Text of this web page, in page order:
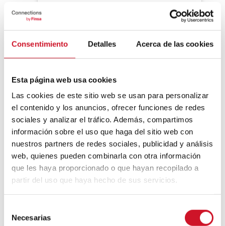
Consentimiento Detalles Acerca de las cookies
Esta página web usa cookies
Las cookies de este sitio web se usan para personalizar
el contenido y los anuncios, ofrecer funciones de redes
sociales y analizar el tráfico. Además, compartimos
información sobre el uso que haga del sitio web con
nuestros partners de redes sociales, publicidad y análisis
web, quienes pueden combinarla con otra información
que les haya proporcionado o que hayan recopilado a
partir del uso que haya hecho de sus servicios.
Necesarias
Ver esta publicación en Instagram
Una publicación compartida de Noemi Cortizas (@ydemaker)
de tecnologías industriales